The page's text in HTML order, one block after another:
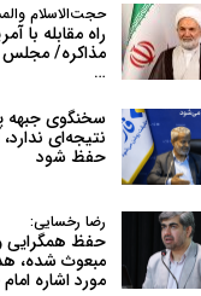
حجت‌الاسلام
راه مقابله با
مذاکره/ مجلس
…
سخنگوی جبهه
نتیجه‌ای
حفظ شود
رضا رخسایی:
حفظ همگرایی
مبعوث شده،
مورد اشاره